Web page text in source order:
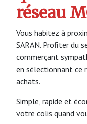
réseau
Vous habitez à
SARAN. Profiter du
commerçant
en sélectionnant ce
achats.
Simple, rapide et
votre colis quand